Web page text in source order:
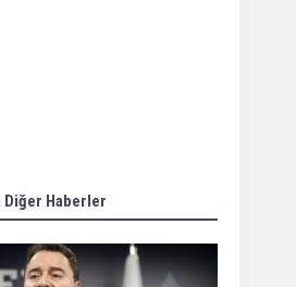
Diğer Haberler